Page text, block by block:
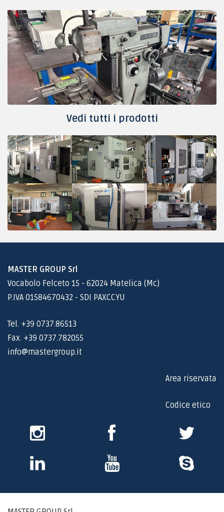
Vedi tutti i prodotti
MASTER GROUP Srl
Vocabolo Felceto 15 - 62024 Matelica (Mc)
P.IVA 01584670432 - SDI PAXCCYU
Tel. +39 0737.86513
Fax. +39 0737.782055
info@mastergroup.it
Area riservata
Codice etico
Skype Youtube